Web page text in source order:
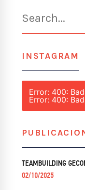
for:
INSTAGRAM
Error: 400:
Error: 400:
TEAMBUILDING
02/10/2025